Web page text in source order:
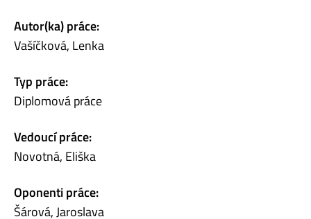
Autor(ka) práce:
Vašíčková, Lenka
Typ práce:
Diplomová práce
Vedoucí práce:
Novotná, Eliška
Oponenti práce:
Šárová, Jaroslava